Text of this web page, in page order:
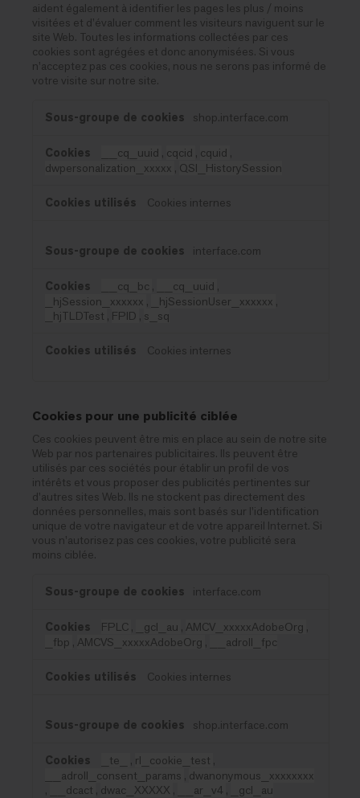
aident également à identifier les pages les plus / moins
visitées et d’évaluer comment les visiteurs naviguent sur le
site Web. Toutes les informations collectées par ces
cookies sont agrégées et donc anonymisées. Si vous
n'acceptez pas ces cookies, nous ne serons pas informé de
votre visite sur notre site.
de
shop.interface.com
__cq_uuid cqcid cquid
dwpersonalization_xxxxx
QSI_HistorySession
Cookies internes
interface.com
__cq_bc __cq_uuid
_hjSession_xxxxxx
_hjSessionUser_xxxxxx
_hjTLDTest
FPID s_sq
Cookies internes
Cookies pour une publicité ciblée
Ces cookies peuvent être mis en place au sein de notre site
Web par nos partenaires publicitaires. Ils peuvent être
utilisés par ces sociétés pour établir un profil de vos
intérêts et vous proposer des publicités pertinentes sur
d'autres sites Web. Ils ne stockent pas directement des
données personnelles, mais sont basés sur l'identification
unique de votre navigateur et de votre appareil Internet. Si
vous n'autorisez pas ces cookies, votre publicité sera
moins ciblée.
pour
publicité
ciblée
interface.com
FPLC _gcl_au AMCV_xxxxxAdobeOrg
_fbp
AMCVS_xxxxxAdobeOrg __adroll_fpc
Cookies internes
shop.interface.com
_te_ rl_cookie_test
__adroll_consent_params
dwanonymous_xxxxxxxx
__dcact dwac_XXXXX __ar_v4 _gcl_au